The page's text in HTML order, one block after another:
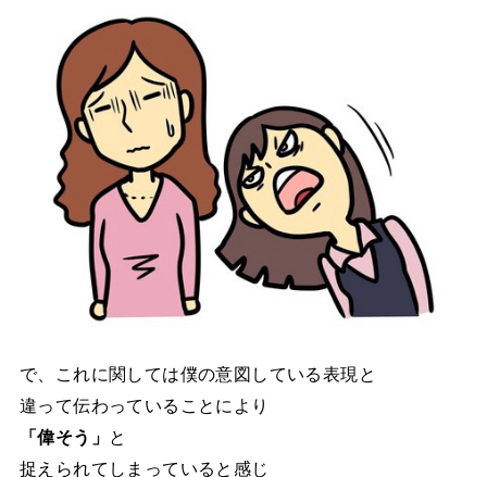
で、これに関しては僕の意図している表現と
違って伝わっていることにより
「偉そう」 と
捉えられてしまっていると感じ